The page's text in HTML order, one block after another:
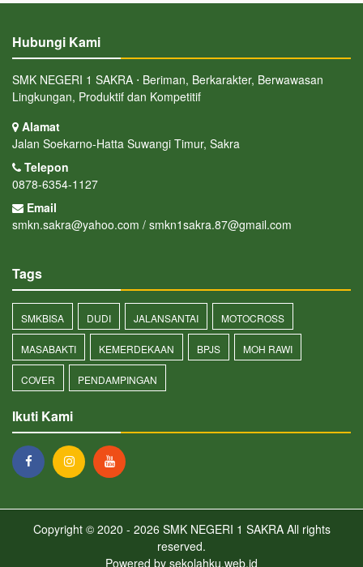
Hubungi Kami
SMK NEGERI 1 SAKRA ⋅ Beriman, Berkarakter, Berwawasan
Lingkungan, Produktif dan Kompetitif
Alamat
Jalan Soekarno-Hatta Suwangi Timur, Sakra
Telepon
0878-6354-1127
Email
smkn.sakra@yahoo.com / smkn1sakra.87@gmail.com
Tags
SMKBISA DUDI JALANSANTAI MOTOCROSS
MASABAKTI KEMERDEKAAN BPJS MOH RAWI
COVER PENDAMPINGAN
Ikuti Kami
Copyright © 2020 - 2026 SMK NEGERI 1 SAKRAAll rights
reserved.
Powered by sekolahku.web.id